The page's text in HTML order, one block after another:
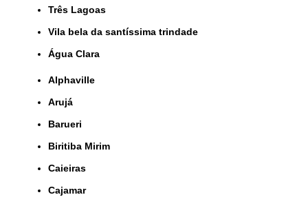
Três Lagoas
Vila bela da santíssima trindade
Água Clara
Alphaville
Arujá
Barueri
Biritiba Mirim
Caieiras
Cajamar